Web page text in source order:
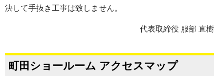
決して手抜き工事は致しません。
代表取締役 服部 直樹
町田ショールーム アクセスマップ